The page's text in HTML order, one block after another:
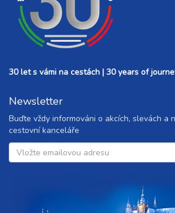
30 let s vámi na cestách | 30 years of
Newsletter
Buďte vždy informováni o akcích, slevách a
cestovní kanceláře